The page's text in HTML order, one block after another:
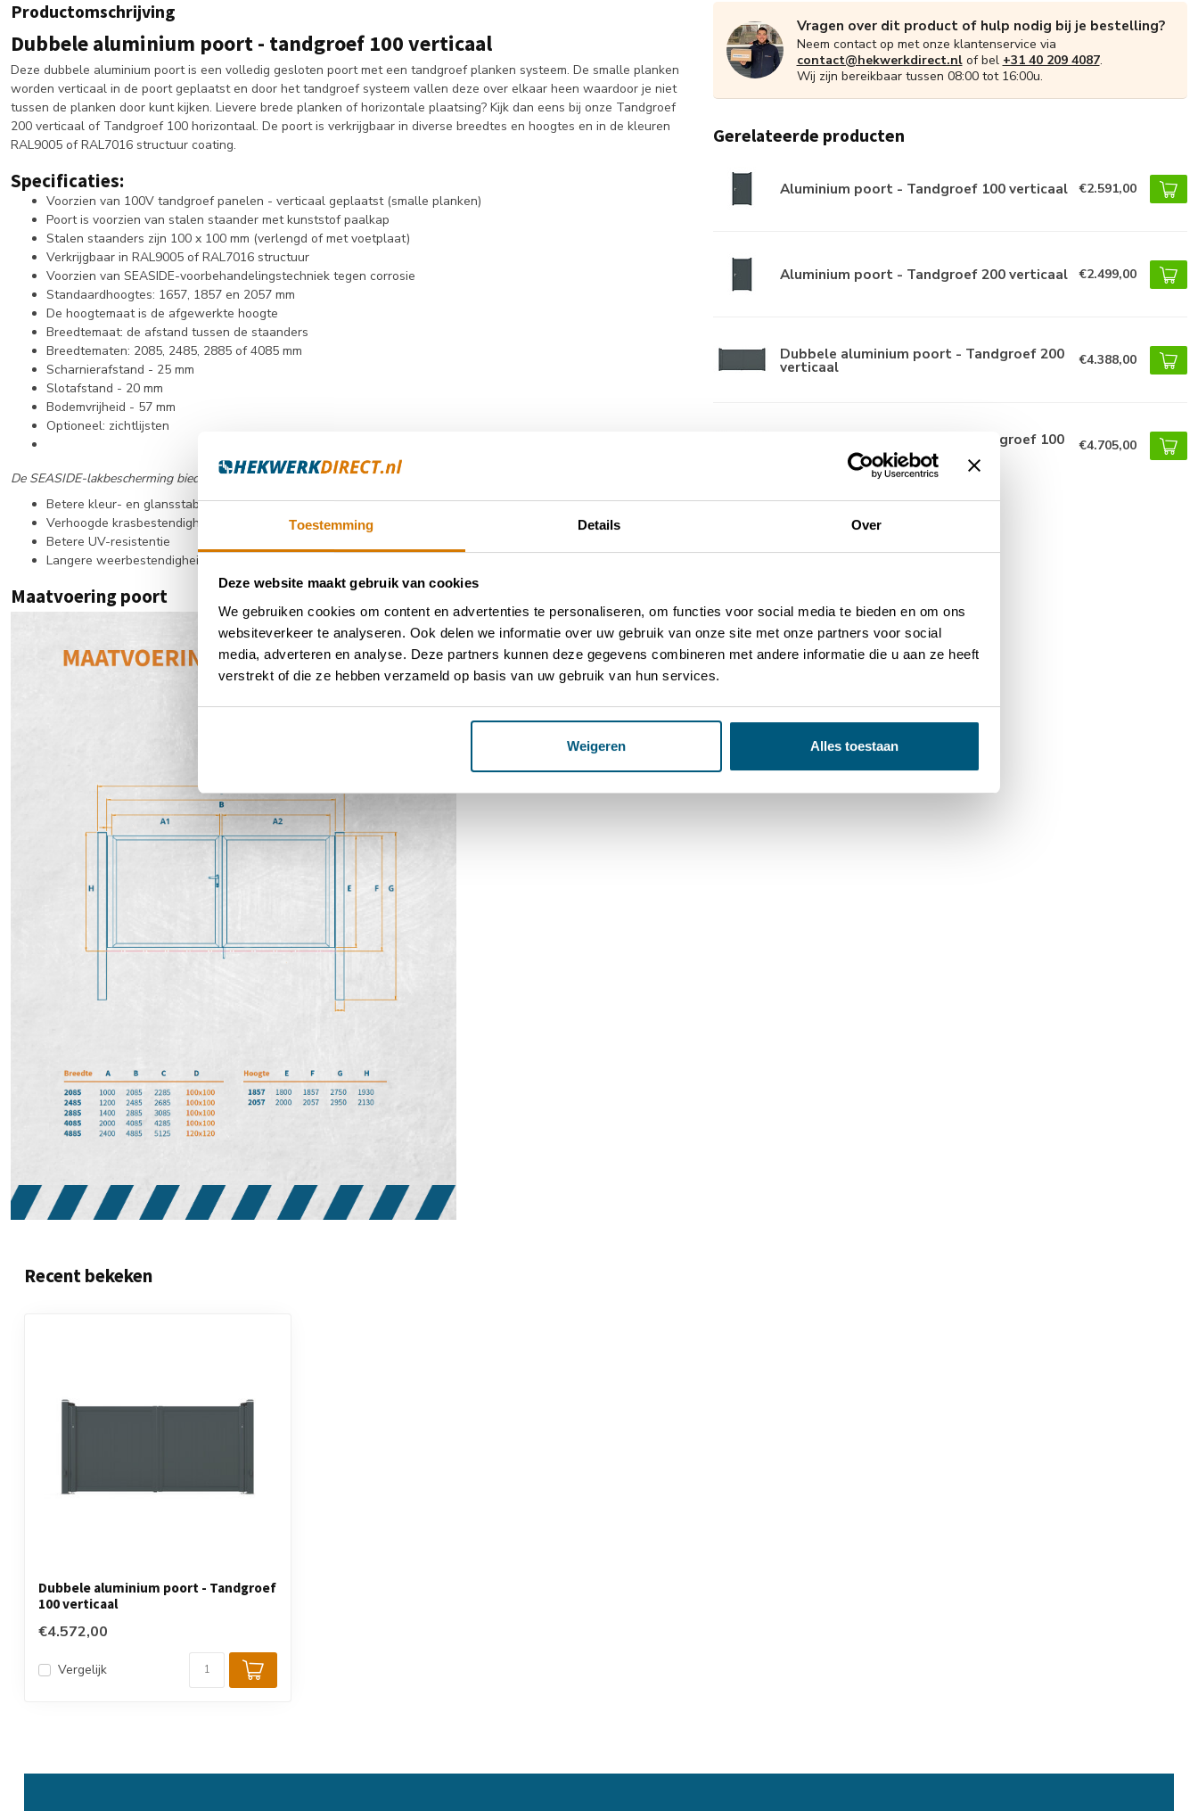
Toestemming Details Over
Deze website maakt gebruik van cookies
We gebruiken cookies om content en advertenties te personaliseren, om functies voor social media te bieden en om ons
websiteverkeer te analyseren. Ook delen we informatie over uw gebruik van onze site met onze partners voor social
media, adverteren en analyse. Deze partners kunnen deze gegevens combineren met andere informatie die u aan ze heeft
verstrekt of die ze hebben verzameld op basis van uw gebruik van hun services.
Weigeren Alles toestaan
Productomschrijving
Dubbele aluminium poort - tandgroef 100 verticaal
Deze dubbele aluminium poort is een volledig gesloten poort met een tandgroef planken systeem. De smalle planken
worden verticaal in de poort geplaatst en door het tandgroef systeem vallen deze over elkaar heen waardoor je niet
tussen de planken door kunt kijken. Lievere brede planken of horizontale plaatsing? Kijk dan eens bij onze Tandgroef
200 verticaal of Tandgroef 100 horizontaal. De poort is verkrijgbaar in diverse breedtes en hoogtes en in de kleuren
RAL9005 of RAL7016 structuur coating.
Specificaties:
Voorzien van 100V tandgroef panelen - verticaal geplaatst (smalle planken)
Poort is voorzien van stalen staander met kunststof paalkap
Stalen staanders zijn 100 x 100 mm (verlengd of met voetplaat)
Verkrijgbaar in RAL9005 of RAL7016 structuur
Voorzien van SEASIDE-voorbehandelingstechniek tegen corrosie
Standaardhoogtes: 1657, 1857 en 2057 mm
De hoogtemaat is de afgewerkte hoogte
Breedtemaat: de afstand tussen de staanders
Breedtematen: 2085, 2485, 2885 of 4085 mm
Scharnierafstand - 25 mm
Slotafstand - 20 mm
Bodemvrijheid - 57 mm
Optioneel: zichtlijsten
De SEASIDE-lakbescherming biedt onderstaande voordelen:
Betere kleur- en glansstabiliteit
Verhoogde krasbestendigheid
Betere UV-resistentie
Langere weerbestendigheid
Maatvoering poort
Vragen over dit product of hulp nodig bij je bestelling?
Neem contact op met onze klantenservice via
contact@hekwerkdirect.nlof bel +31 40 209 4087.
Wij zijn bereikbaar tussen 08:00 tot 16:00u.
Gerelateerde producten
Aluminium poort - Tandgroef 100 verticaal €2.591,00
Aluminium poort - Tandgroef 200 verticaal €2.499,00
Dubbele aluminium poort - Tandgroef 200
verticaal €4.388,00
Dubbele aluminium poort - Tandgroef 100
horizontaal €4.705,00
Recent bekeken
Dubbele aluminium poort - Tandgroef
100 verticaal
€4.572,00
Vergelijk